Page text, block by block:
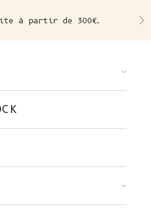
à partir de 300€.